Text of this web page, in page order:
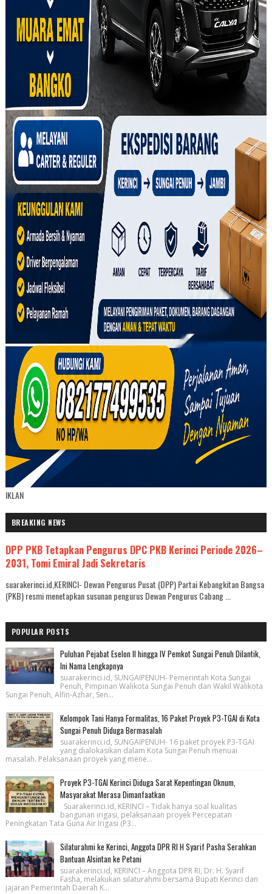
IKLAN
BREAKING NEWS
DPP PKB Tetapkan Pengurus DPC PKB Kerinci Periode 2026–
2031, Tomi Emiral Jadi Sekretaris
suarakerinci.id,KERINCI- Dewan Pengurus Pusat (DPP) Partai Kebangkitan Bangsa
(PKB) resmi menetapkan susunan pengurus Dewan Pengurus Cabang ...
POPULAR POSTS
Puluhan Pejabat Eselon II hingga IV Pemkot Sungai Penuh Dilantik,
Ini Nama Lengkapnya
suarakerinci.id, SUNGAIPENUH- Pemerintah Kota Sungai
Penuh, Pimpinan Walikota Sungai Penuh dan Wakil Walikota
Sungai Penuh, Alfin-Azhar, Sen...
Kelompok Tani Hanya Formalitas, 16 Paket Proyek P3-TGAI di Kota
Sungai Penuh Diduga Bermasalah
suarakerinci.id, SUNGAIPENUH- 16 paket proyek P3-TGAI
yang dialokasikan dalam Kota Sungai Penuh menuai
masalah. Pelaksanaan proyek yang mene...
Proyek P3-TGAI Kerinci Diduga Sarat Kepentingan Oknum,
Masyarakat Merasa Dimanfaatkan
Suarakerinci.id, KERINCI – Tidak hanya soal kualitas
bangunan irigasi, pelaksanaan proyek Percepatan
Peningkatan Tata Guna Air Irigasi (P3...
Silaturahmi ke Kerinci, Anggota DPR RI H Syarif Pasha Serahkan
Bantuan Alsintan ke Petani
suarakerinci.id, KERINCI – Anggota DPR RI, Dr. H. Syarif
Fasha, melakukan silaturahmi bersama Bupati Kerinci dan
jajaran Pemerintah Daerah K...